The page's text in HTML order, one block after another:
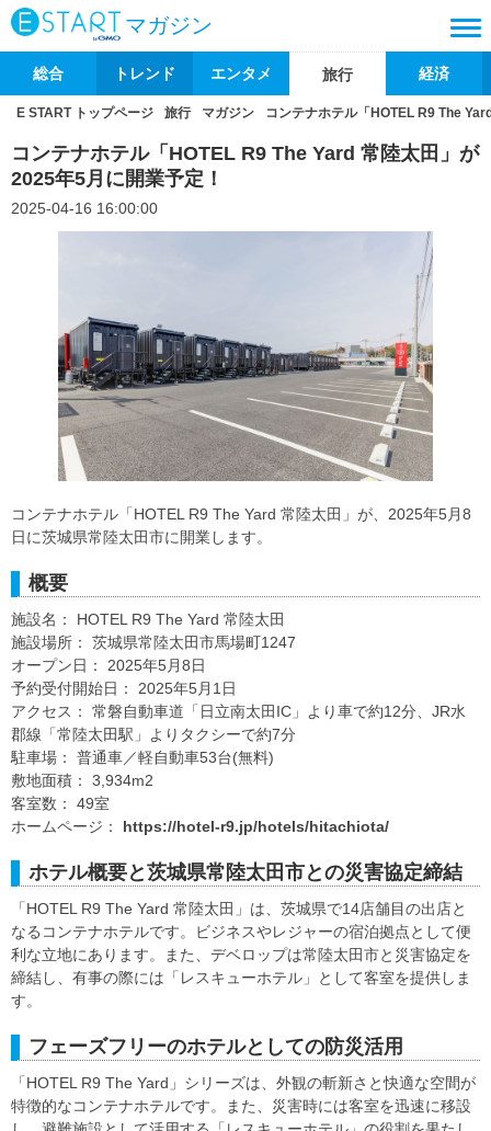
マガジン
総合 トレンド エンタメ 旅行 経済
E START トップページ 旅行 マガジン コンテナホテル「HOTEL R9 The
コンテナホテル「HOTEL R9 The Yard 常陸太田」が
2025年5月に開業予定！
2025-04-16 16:00:00
コンテナホテル「HOTEL R9 The Yard 常陸太田」が、2025年5月8
日に茨城県常陸太田市に開業します。
概要
施設名： HOTEL R9 The Yard 常陸太田
施設場所： 茨城県常陸太田市馬場町1247
オープン日： 2025年5月8日
予約受付開始日： 2025年5月1日
アクセス： 常磐自動車道「日立南太田IC」より車で約12分、JR水
郡線「常陸太田駅」よりタクシーで約7分
駐車場： 普通車／軽自動車53台(無料)
敷地面積： 3,934m2
客室数： 49室
ホームページ： https://hotel-r9.jp/hotels/hitachiota/
ホテル概要と茨城県常陸太田市との災害協定締結
「HOTEL R9 The Yard 常陸太田」は、茨城県で14店舗目の出店と
なるコンテナホテルです。ビジネスやレジャーの宿泊拠点として便
利な立地にあります。また、デベロップは常陸太田市と災害協定を
締結し、有事の際には「レスキューホテル」として客室を提供しま
す。
フェーズフリーのホテルとしての防災活用
「HOTEL R9 The Yard」シリーズは、外観の斬新さと快適な空間が
特徴的なコンテナホテルです。また、災害時には客室を迅速に移設